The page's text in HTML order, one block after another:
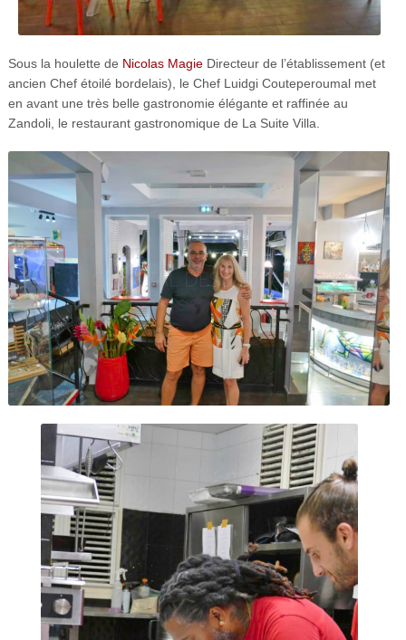
Sous la houlette de Nicolas MagieDirecteur de l’établissement (et
ancien Chef étoilé bordelais), le Chef Luidgi Couteperoumal met
en avant une très belle gastronomie élégante et raffinée au
Zandoli, le restaurant gastronomique de La Suite Villa.